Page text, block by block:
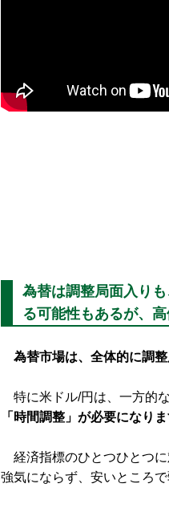
為替は調整局面入り
る可能性もあるが、
為替市場は、全体的に調整
特に米ドル/円は、一方的
「時間調整」が必要になりま
経済指標のひとつひとつ
強気にならず、安いところ